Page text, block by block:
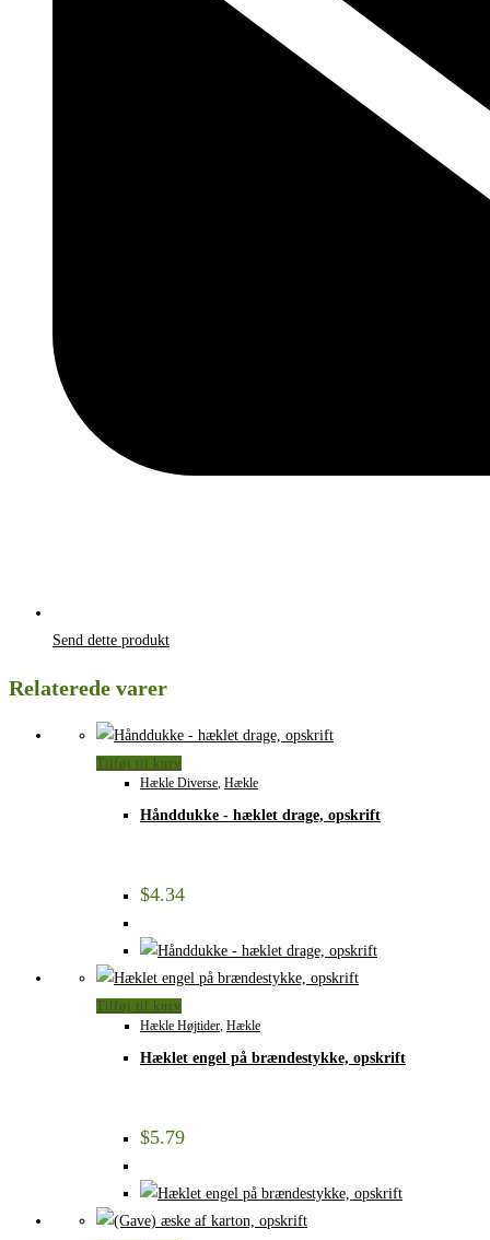
Send dette produkt
Relaterede varer
Tilføj til kurv
Hækle Diverse Hækle
Hånddukke - hæklet drage, opskrift
$4.34
Tilføj til kurv
Hækle Højtider, Hækle
Hæklet engel på brændestykke, opskrift
$5.79